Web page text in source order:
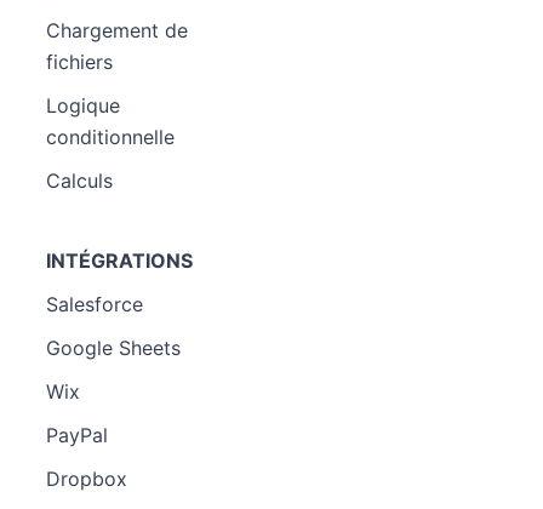
Chargement de
fichiers
Logique
conditionnelle
Calculs
INTÉGRATIONS
Salesforce
Google Sheets
Wix
PayPal
Dropbox